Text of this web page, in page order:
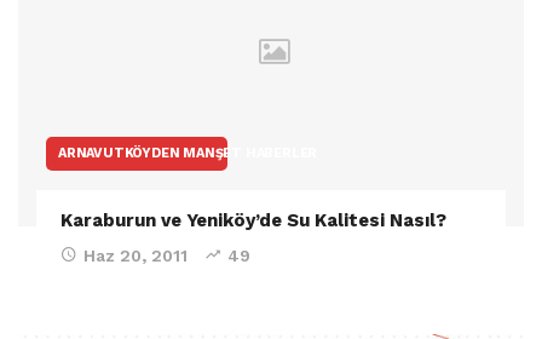
ARNAVUTKÖYDEN MANŞET HABERLER
Karaburun ve Yeniköy’de Su Kalitesi Nasıl?
Haz 20, 2011 49